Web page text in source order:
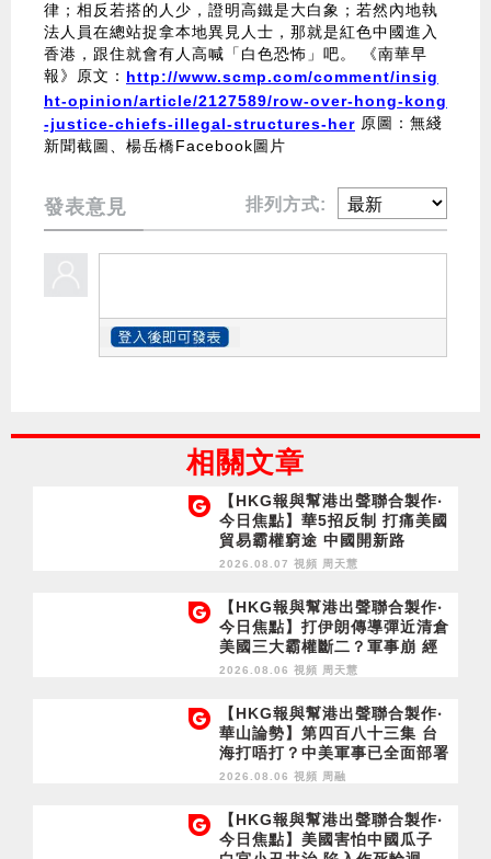
律；相反若搭的人少，證明高鐵是大白象；若然內地執
法人員在總站捉拿本地異見人士，那就是紅色中國進入
香港，跟住就會有人高喊「白色恐怖」吧。 《南華早
報》原文： http://www.scmp.com/comment/insig
ht-opinion/article/2127589/row-over-hong-kong
-justice-chiefs-illegal-structures-her 原圖：無綫
新聞截圖、楊岳橋Facebook圖片
發表意見 排列方式:
相關文章
【HKG報與幫港出聲聯合製作‧
今日焦點】華5招反制 打痛美國
貿易霸權窮途 中國開新路
2026.08.07 視頻 周天慧
【HKG報與幫港出聲聯合製作‧
今日焦點】打伊朗傳導彈近清倉
美國三大霸權斷二？軍事崩 經
濟損
2026.08.06 視頻 周天慧
【HKG報與幫港出聲聯合製作‧
華山論勢】第四百八十三集 台
海打唔打？中美軍事已全面部署
2028年1月台灣選舉是臨界點？
2026.08.06 視頻 周融
【HKG報與幫港出聲聯合製作‧
今日焦點】美國害怕中國瓜子